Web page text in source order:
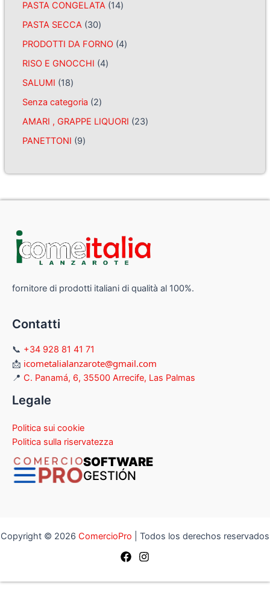
PASTA CONGELATA 14
PASTA SECCA 30
PRODOTTI DA FORNO 4
RISO E GNOCCHI 4
SALUMI
18
Senza categoria
2
AMARI , GRAPPE LIQUORI
23
PANETTONI
9
fornitore di prodotti italiani di qualità al 100%.
Contatti
📞 +34 928 81 41 71
📩 icometalialanzarote@gmail.com
📍 C. Panamá, 6, 35500 Arrecife, Las Palmas
Legale
Politica sui cookie
Politica sulla riservatezza
SOFTWARE
GESTIÓN
Copyright © 2026 ComercioPro | Todos los derechos reservados